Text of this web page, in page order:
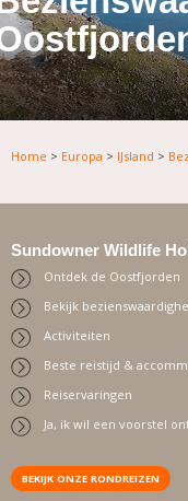
Home > Europa > IJsland >
Sundowner Wildlife
Ontdek de Oostfjorden
Bekijk
Activiteiten
Beste reistijd &
Reiservaringen
Ja, ik wil een voorstel
BEKIJK ONZE RONDREIZEN